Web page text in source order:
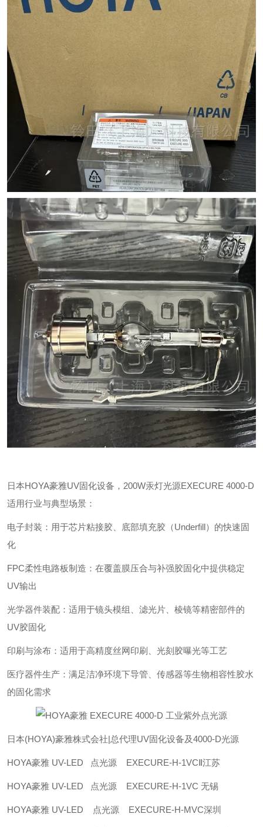
日本HOYA豪雅UV固化设备，200W汞灯光源EXECURE 4000-D
适用行业与典型场景：
‌电子封装‌：用于芯片粘接胶、底部填充胶（Underfill）的快速固
化
‌FPC柔性电路板制造‌：在覆盖膜压合与补强胶固化中提供稳定
UV输出
‌光学器件装配‌：适用于镜头模组、滤光片、棱镜等精密部件的
UV胶固化
‌印刷与涂布‌：适用于高精度丝网印刷、光刻胶曝光等工艺
‌医疗器件生产‌：满足洁净环境下导管、传感器等生物相容性胶水
的固化需求
日本(HOYA)豪雅株式会社|总代理UV固化设备及4000-D光源
HOYA豪雅 UV-LED 点光源 EXECURE-H-1VCⅡ江苏
HOYA豪雅 UV-LED 点光源 EXECURE-H-1VC 无锡
HOYA豪雅 UV-LED 点光源 EXECURE-H-MVC深圳